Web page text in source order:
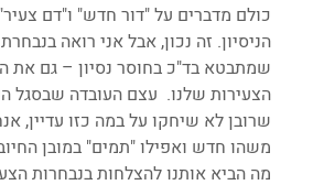
כולם מדברים על "דור חדש" ו"דם
הניסיון. זה נכון, אבל אני רואה
שמתבטא בד"כ בחוסר נסיון – גם את
הצעירות שלנו.  עצם העובדה שבסגל
שרובן לא שיחקו על במה כזו עדיין,
משהו חדש ואפילו "תמים" במובן
מה הביא אותנו להצלחות בנבחרות